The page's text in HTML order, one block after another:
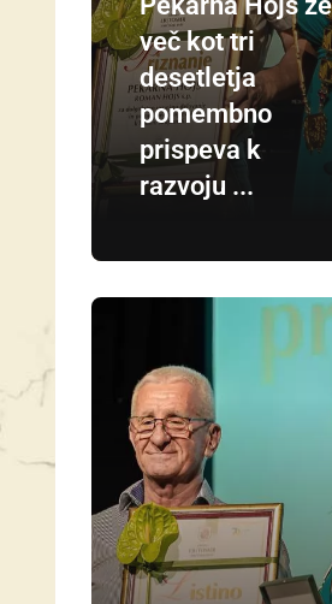
več kot tri
desetletja
pomembno
prispeva k
razvoju ...